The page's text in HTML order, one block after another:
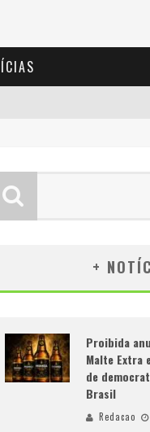
+
Proibida
Malte Extra
de
Brasil
Redacao